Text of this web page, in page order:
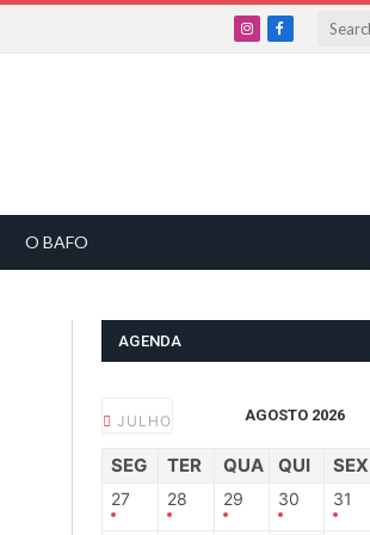
InstagramFacebook
O BAFO
AGENDA
JULHO AGOSTO 2026
SEG TER QUA QUI SEX
27 28 29 30 31